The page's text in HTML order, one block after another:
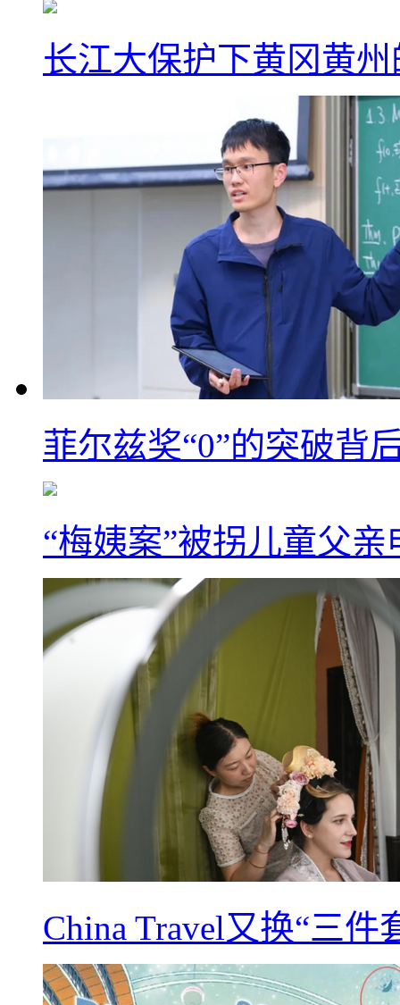
长江大保护下黄冈黄
菲尔兹奖“0”的突破背
“梅姨案”被拐儿童父
China Travel又换“三